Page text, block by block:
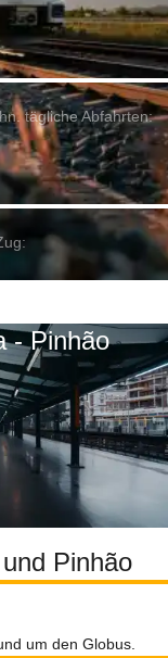
tägliche Abfahrten:
- Pinhão
Pinhão
um den Globus.